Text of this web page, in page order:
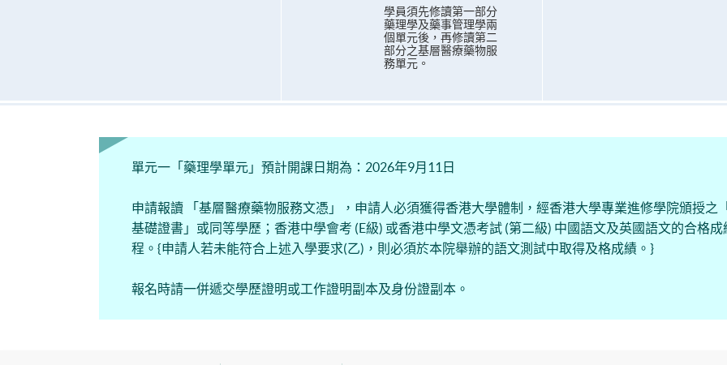
學員須先修讀第一部分
藥理學及藥事管理學兩
個單元後，再修讀第二
部分之基層醫療藥物服
務單元。
單元一「藥理學單元」預計開課日期為：2026年9月11日
申請報讀 「基層醫療藥物服務文憑」，申請人必須獲得香港大學體制，經香港大學專業進修學院頒授之
基礎證書」或同等學歷；香港中學會考 (E級) 或香港中學文憑考試 (第二級) 中國語文及英國語文的合格
程。{申請人若未能符合上述入學要求(乙)，則必須於本院舉辦的語文測試中取得及格成績。}
報名時請一併遞交學歷證明或工作證明副本及身份證副本。